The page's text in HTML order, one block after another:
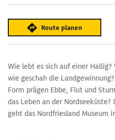
Route planen
Wie lebt es sich auf einer
wie geschah die
Form prägen Ebbe, Flut und
das Leben an der
geht das Nordfriesland Museum